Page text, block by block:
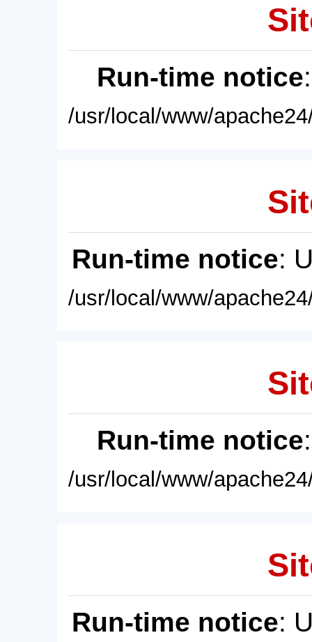
Run-time notice
/usr/local/www/
Run-time notice:
/usr/local/www/
Run-time notice
/usr/local/www/
Run-time notice: